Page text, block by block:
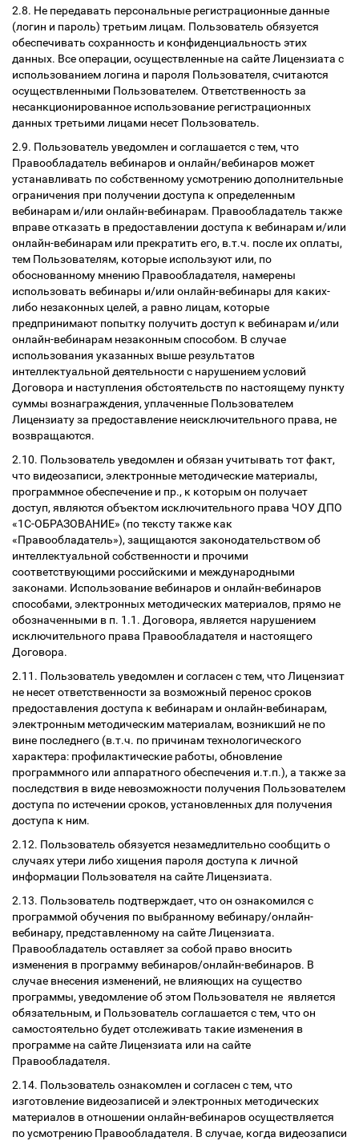
2.8. Не передавать персональные регистрационные данные
(логин и пароль) третьим лицам. Пользователь обязуется
обеспечивать сохранность и конфиденциальность этих
данных. Все операции, осуществленные на сайте Лицензиата с
использованием логина и пароля Пользователя, считаются
осуществленными Пользователем. Ответственность за
несанкционированное использование регистрационных
данных третьими лицами несет Пользователь.
2.9. Пользователь уведомлен и соглашается с тем, что
Правообладатель вебинаров и онлайн/вебинаров может
устанавливать по собственному усмотрению дополнительные
ограничения при получении доступа к определенным
вебинарам и/или онлайн-вебинарам. Правообладатель также
вправе отказать в предоставлении доступа к вебинарам и/или
онлайн-вебинарам или прекратить его, в.т.ч. после их оплаты,
тем Пользователям, которые используют или, по
обоснованному мнению Правообладателя, намерены
использовать вебинары и/или онлайн-вебинары для каких-
либо незаконных целей, а равно лицам, которые
предпринимают попытку получить доступ к вебинарам и/или
онлайн-вебинарам незаконным способом. В случае
использования указанных выше результатов
интеллектуальной деятельности с нарушением условий
Договора и наступления обстоятельств по настоящему пункту
суммы вознаграждения, уплаченные Пользователем
Лицензиату за предоставление неисключительного права, не
возвращаются.
2.10. Пользователь уведомлен и обязан учитывать тот факт,
что видеозаписи, электронные методические материалы,
программное обеспечение и пр., к которым он получает
доступ, являются объектом исключительного права ЧОУ ДПО
«1С-ОБРАЗОВАНИЕ» (по тексту также как
«Правообладатель»), защищаются законодательством об
интеллектуальной собственности и прочими
соответствующими российскими и международными
законами. Использование вебинаров и онлайн-вебинаров
способами, электронных методических материалов, прямо не
обозначенными в п. 1.1. Договора, является нарушением
исключительного права Правообладателя и настоящего
Договора.
2.11. Пользователь уведомлен и согласен с тем, что Лицензиат
не несет ответственности за возможный перенос сроков
предоставления доступа к вебинарам и онлайн-вебинарам,
электронным методическим материалам, возникший не по
вине последнего (в.т.ч. по причинам технологического
характера: профилактические работы, обновление
программного или аппаратного обеспечения и.т.п.), а также за
последствия в виде невозможности получения Пользователем
доступа по истечении сроков, установленных для получения
доступа к ним.
2.12. Пользователь обязуется незамедлительно сообщить о
случаях утери либо хищения пароля доступа к личной
информации Пользователя на сайте Лицензиата.
2.13. Пользователь подтверждает, что он ознакомился с
программой обучения по выбранному вебинару/онлайн-
вебинару, представленному на сайте Лицензиата.
Правообладатель оставляет за собой право вносить
изменения в программу вебинаров/онлайн-вебинаров. В
случае внесения изменений, не влияющих на существо
программы, уведомление об этом Пользователя не является
обязательным, и Пользователь соглашается с тем, что он
самостоятельно будет отслеживать такие изменения в
программе на сайте Лицензиата или на сайте
Правообладателя.
2.14. Пользователь ознакомлен и согласен с тем, что
изготовление видеозаписей и электронных методических
материалов в отношении онлайн-вебинаров осуществляется
по усмотрению Правообладателя. В случае, когда видеозаписи